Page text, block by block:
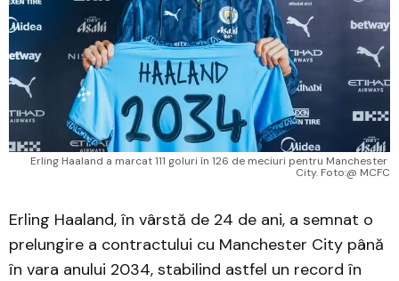
Erling Haaland a marcat 111 goluri în 126 de meciuri pentru Manchester
City. Foto:@ MCFC
Erling Haaland, în vârstă de 24 de ani, a semnat o
prelungire a contractului cu Manchester City până
în vara anului 2034, stabilind astfel un record în